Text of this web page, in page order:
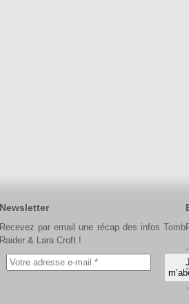
Newsletter
Recevez par email une récap des infos Tomb
Raider & Lara Croft !